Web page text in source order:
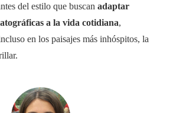
del estilo que buscan adaptar
a la vida cotidiana,
en los paisajes más inhóspitos, la